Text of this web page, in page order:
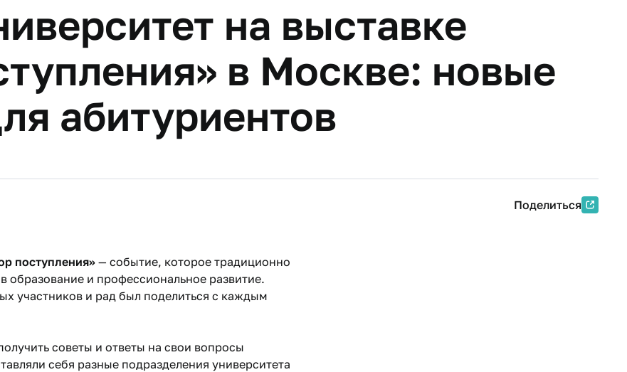
на выставке
в Москве: новые
абитуриентов
Поделиться
поступления»— событие, которое традиционно
и профессиональное развитие.
участников и рад был поделиться с каждым
советы и ответы на свои вопросы
себя разные подразделения университета